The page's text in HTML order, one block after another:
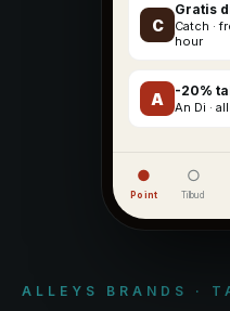
ALLEYS BRANDS ·
C
Gratis
Catch ·
hour
A -20%
An Di ·
●
Point
○
Tilbud